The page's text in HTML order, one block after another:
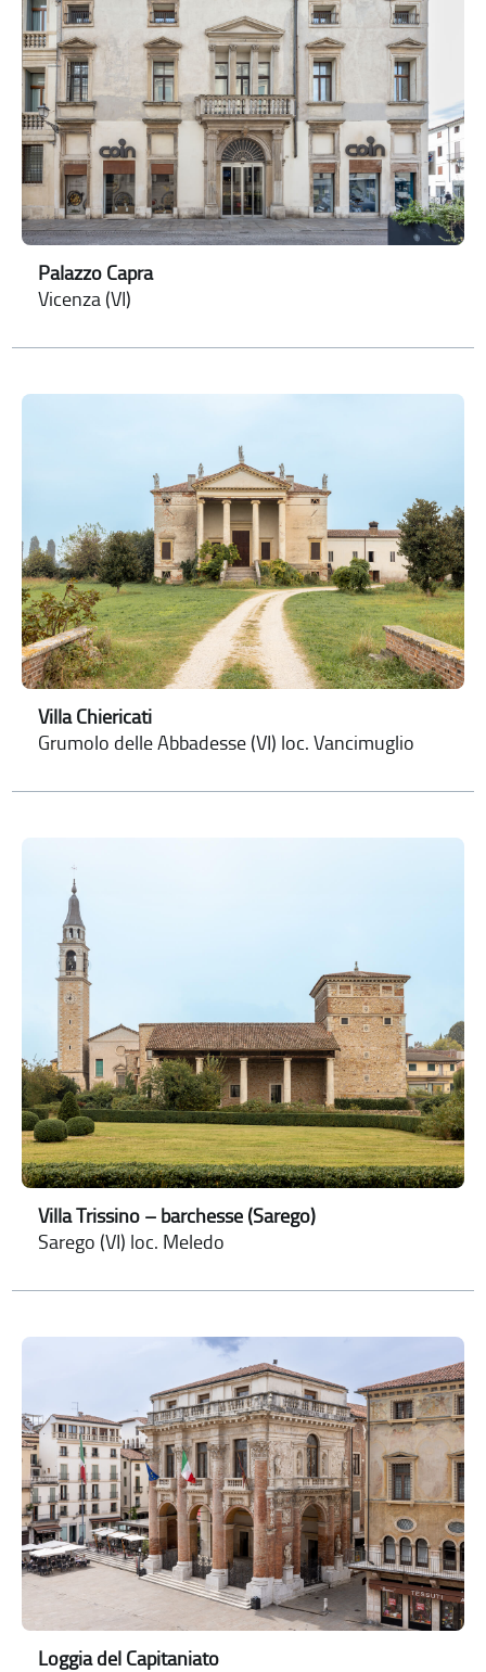
Palazzo Capra
Vicenza (VI)
Villa Chiericati
Grumolo delle Abbadesse (VI) loc. Vancimuglio
Villa Trissino – barchesse (Sarego)
Sarego (VI) loc. Meledo
Loggia del Capitaniato